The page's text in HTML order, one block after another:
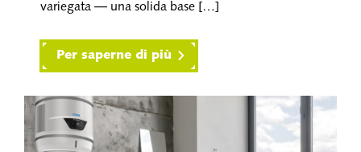
variegata — una solida base […]
Per saperne di più